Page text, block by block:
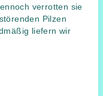
verrotten sie
Pilzen
liefern wir